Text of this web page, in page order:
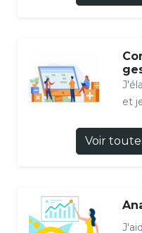
et
Voir